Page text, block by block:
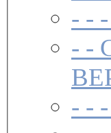
- - -
- -
- - -